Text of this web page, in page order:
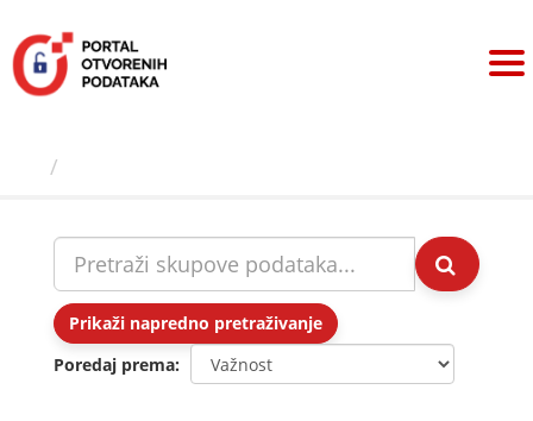
sadržaj
Prikaži napredno pretraživanje
Poredaj prema